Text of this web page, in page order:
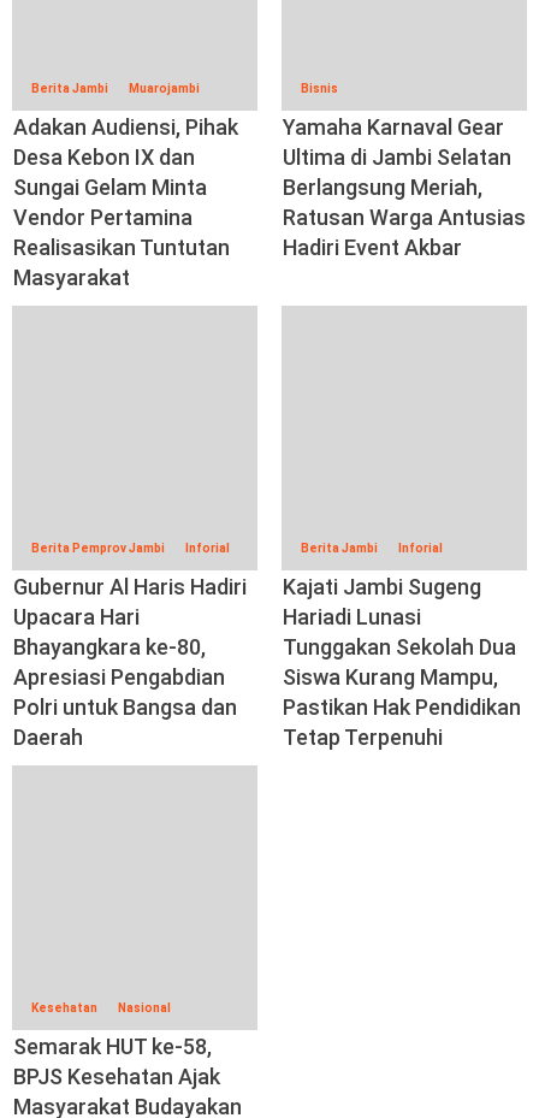
Berita Jambi Muarojambi
Adakan Audiensi, Pihak
Desa Kebon IX dan
Sungai Gelam Minta
Vendor Pertamina
Realisasikan Tuntutan
Masyarakat
Bisnis
Yamaha Karnaval Gear
Ultima di Jambi Selatan
Berlangsung Meriah,
Ratusan Warga Antusias
Hadiri Event Akbar
Berita Pemprov Jambi Inforial
Gubernur Al Haris Hadiri
Upacara Hari
Bhayangkara ke-80,
Apresiasi Pengabdian
Polri untuk Bangsa dan
Daerah
Berita Jambi Inforial
Kajati Jambi Sugeng
Hariadi Lunasi
Tunggakan Sekolah Dua
Siswa Kurang Mampu,
Pastikan Hak Pendidikan
Tetap Terpenuhi
Kesehatan Nasional
Semarak HUT ke-58,
BPJS Kesehatan Ajak
Masyarakat Budayakan